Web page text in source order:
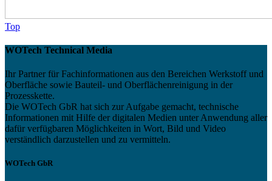
Top
WOTech Technical Media
Ihr Partner für Fachinformationen aus den Bereichen Werkstoff und
Oberfläche sowie Bauteil- und Oberflächenreinigung in der
Prozesskette.
Die WOTech GbR hat sich zur Aufgabe gemacht, technische
Informationen mit Hilfe der digitalen Medien unter Anwendung aller
dafür verfügbaren Möglichkeiten in Wort, Bild und Video
verständlich darzustellen und zu vermitteln.
WOTech GbR